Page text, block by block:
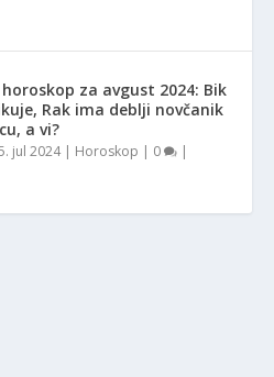
za avgust 2024: Bik
Rak ima deblji novčanik
a vi?
jul 2024| Horoskop | 0 |